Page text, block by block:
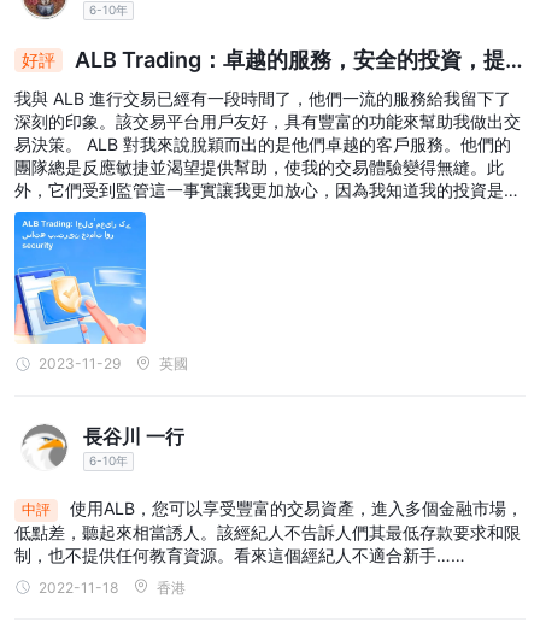
6-10年
好評
ALB Trading：卓越的服務，安全的投資，提
升的交易體驗
我與 ALB 進行交易已經有一段時間了，他們一流的服務給我留下了
深刻的印象。該交易平台用戶友好，具有豐富的功能來幫助我做出交
易決策。 ALB 對我來說脫穎而出的是他們卓越的客戶服務。他們的
團隊總是反應敏捷並渴望提供幫助，使我的交易體驗變得無縫。此
外，它們受到監管這一事實讓我更加放心，因為我知道我的投資是安
全的。確實，ALB 在提供高品質和可靠的交易服務方面提高了標準。
2023-11-29 英國
長谷川 一行
6-10年
中評
使用ALB，您可以享受豐富的交易資產，進入多個金融市場，
低點差，聽起來相當誘人。該經紀人不告訴人們其最低存款要求和限
制，也不提供任何教育資源。看來這個經紀人不適合新手……
2022-11-18 香港